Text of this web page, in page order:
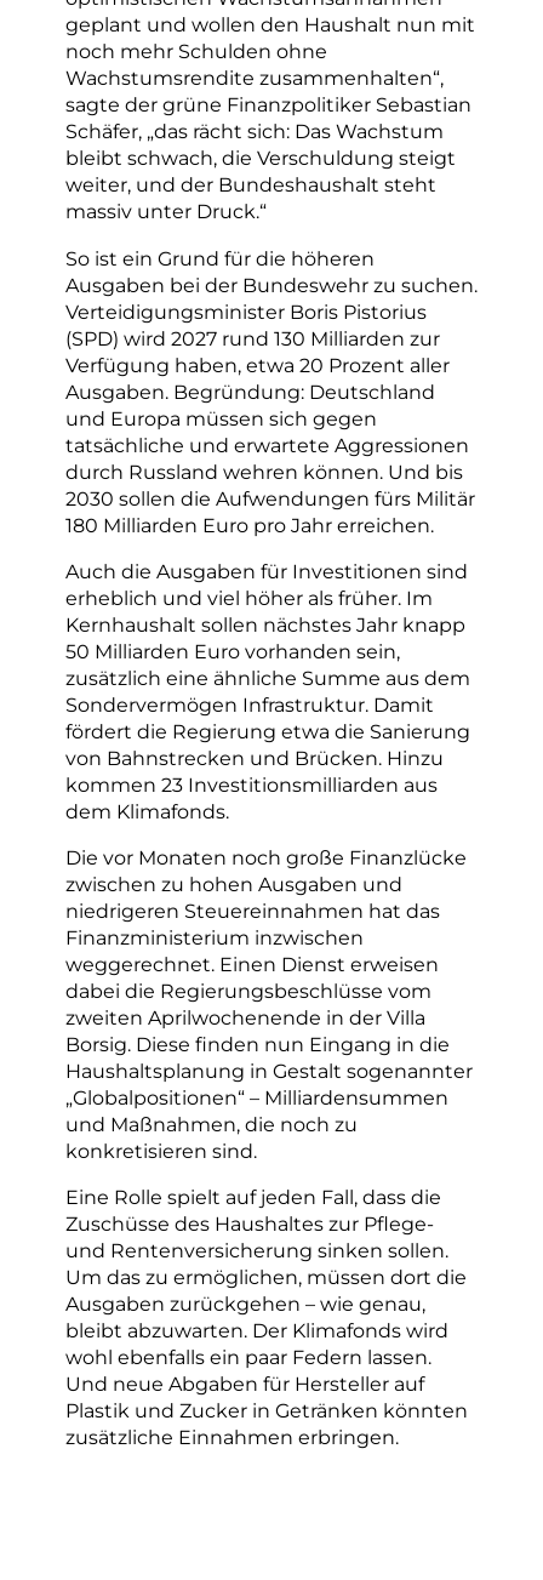
geplant und wollen den Haushalt nun mit
noch mehr Schulden ohne
Wachstumsrendite zusammenhalten“,
sagte der grüne Finanzpolitiker Sebastian
Schäfer, „das rächt sich: Das Wachstum
bleibt schwach, die Verschuldung steigt
weiter, und der Bundeshaushalt steht
massiv unter Druck.“
So ist ein Grund für die höheren
Ausgaben bei der Bundeswehr zu suchen.
Verteidigungsminister Boris Pistorius
(SPD) wird 2027 rund 130 Milliarden zur
Verfügung haben, etwa 20 Prozent aller
Ausgaben. Begründung: Deutschland
und Europa müssen sich gegen
tatsächliche und erwartete Aggressionen
durch Russland wehren können. Und bis
2030 sollen die Aufwendungen fürs Militär
180 Milliarden Euro pro Jahr erreichen.
Auch die Ausgaben für Investitionen sind
erheblich und viel höher als früher. Im
Kernhaushalt sollen nächstes Jahr knapp
50 Milliarden Euro vorhanden sein,
zusätzlich eine ähnliche Summe aus dem
Sondervermögen Infrastruktur. Damit
fördert die Regierung etwa die Sanierung
von Bahnstrecken und Brücken. Hinzu
kommen 23 Investitionsmilliarden aus
dem Klimafonds.
Die vor Monaten noch große Finanzlücke
zwischen zu hohen Ausgaben und
niedrigeren Steuereinnahmen hat das
Finanzministerium inzwischen
weggerechnet. Einen Dienst erweisen
dabei die Regierungsbeschlüsse vom
zweiten Aprilwochenende in der Villa
Borsig. Diese finden nun Eingang in die
Haushaltsplanung in Gestalt sogenannter
„Globalpositionen“ – Milliardensummen
und Maßnahmen, die noch zu
konkretisieren sind.
Eine Rolle spielt auf jeden Fall, dass die
Zuschüsse des Haushaltes zur Pflege-
und Rentenversicherung sinken sollen.
Um das zu ermöglichen, müssen dort die
Ausgaben zurückgehen – wie genau,
bleibt abzuwarten. Der Klimafonds wird
wohl ebenfalls ein paar Federn lassen.
Und neue Abgaben für Hersteller auf
Plastik und Zucker in Getränken könnten
zusätzliche Einnahmen erbringen.